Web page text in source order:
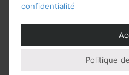
confidentialité
Politique